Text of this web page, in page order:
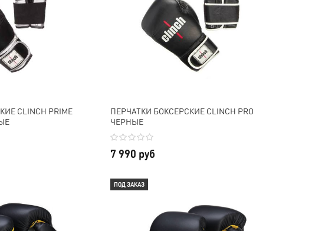
CLINCH PRIME
ПЕРЧАТКИ БОКСЕРСКИЕ CLINCH PRO
ЧЕРНЫЕ
7 990 руб
ПОД ЗАКАЗ